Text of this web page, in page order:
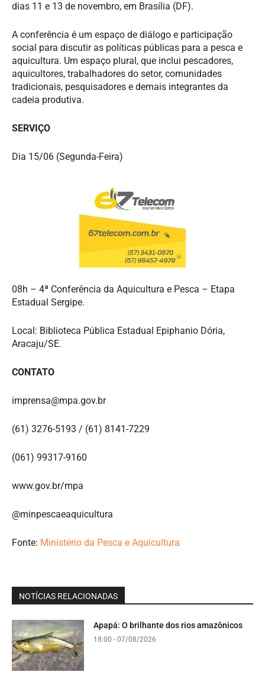
dias 11 e 13 de novembro, em Brasília (DF).
A conferência é um espaço de diálogo e participação
social para discutir as políticas públicas para a pesca e
aquicultura. Um espaço plural, que inclui pescadores,
aquicultores, trabalhadores do setor, comunidades
tradicionais, pesquisadores e demais integrantes da
cadeia produtiva.
SERVIÇO
Dia 15/06 (Segunda-Feira)
08h – 4ª Conferência da Aquicultura e Pesca – Etapa
Estadual Sergipe.
Local: Biblioteca Pública Estadual Epiphanio Dória,
Aracaju/SE.
CONTATO
imprensa@mpa.gov.br
(61) 3276-5193 / (61) 8141-7229
(061) 99317-9160
www.gov.br/mpa
@minpescaeaquicultura
Fonte: Ministério da Pesca e Aquicultura
NOTÍCIAS RELACIONADAS
Apapá: O brilhante dos rios amazônicos
18:00 - 07/08/2026